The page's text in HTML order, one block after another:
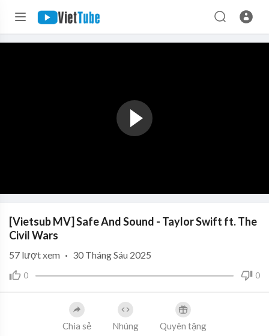
[Vietsub MV] Safe And Sound - Taylor Swift ft. The
Civil Wars
0 0
57 lượt xem · 30 Tháng Sáu 2025
Chia sẻ Nhúng Quyên tặng